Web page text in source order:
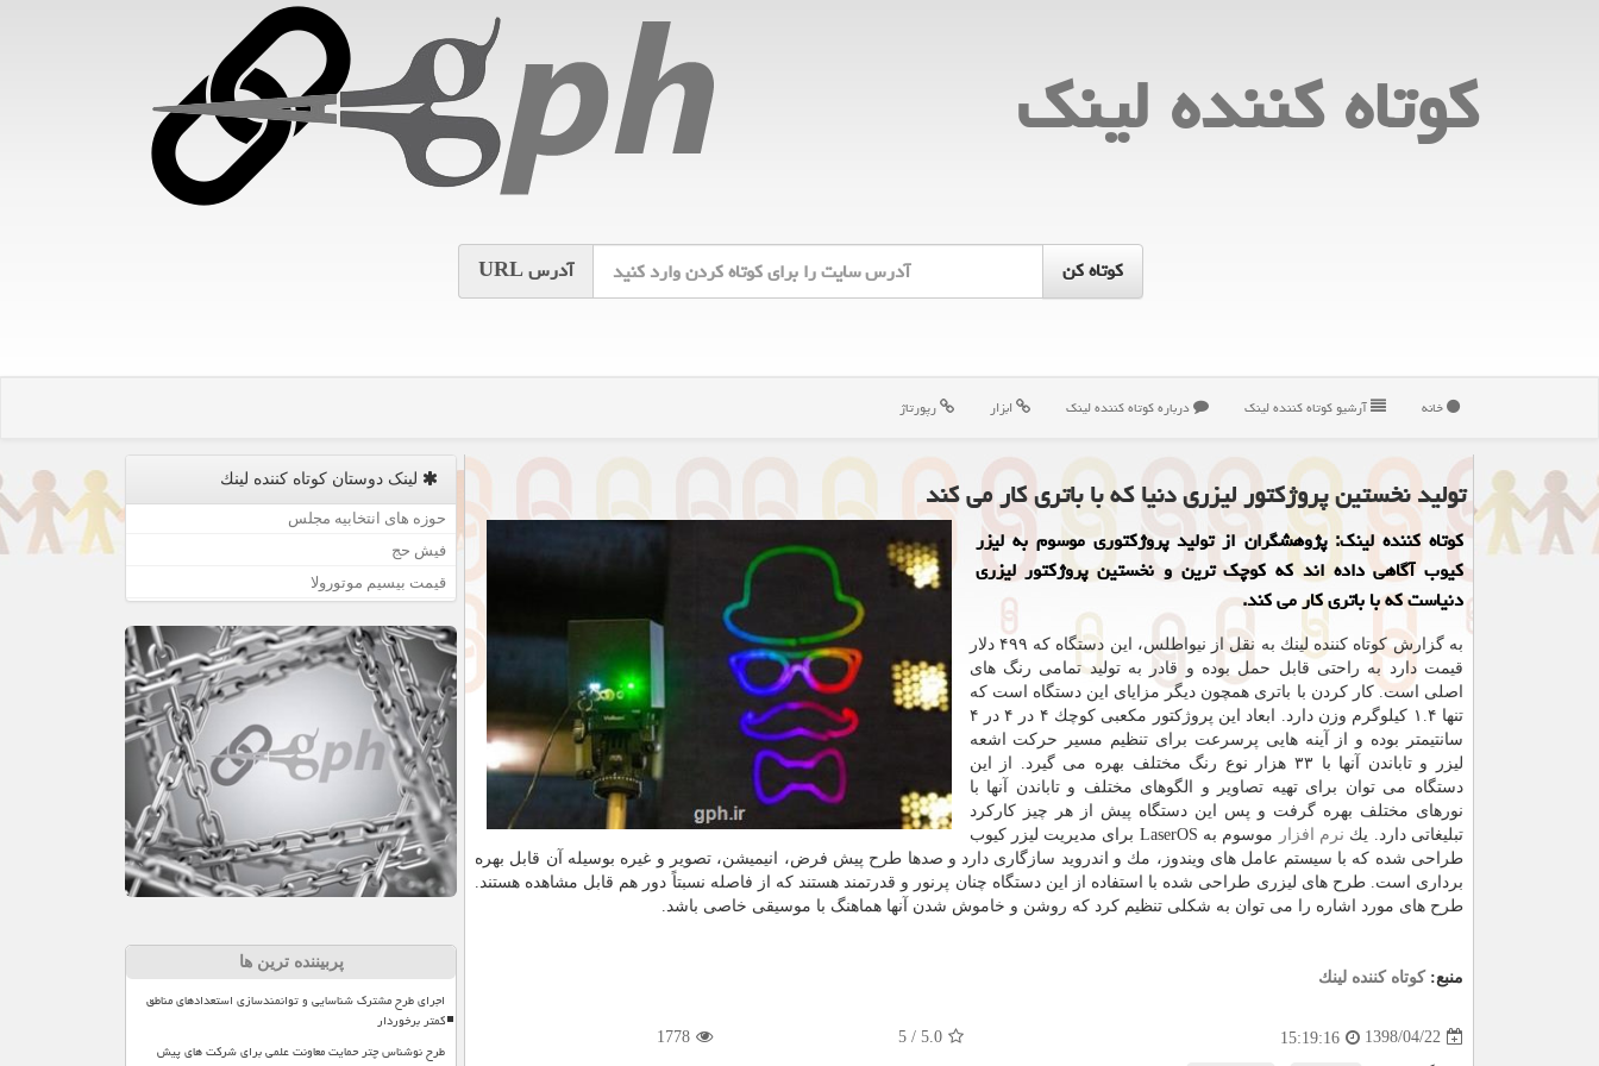
كوتاه كننده لینك
آدرسURL
خانه آرشیو كوتاه كننده لینك درباره كوتاه كننده لینك ابزار رپورتاژ
تولید نخستین پروژكتور لیزری دنیا كه با باتری كار می كند
كوتاه كننده لینك: پژوهشگران از تولید پروژكتوری موسوم به لیزر
كیوب آگاهی داده اند كه كوچك ترین و نخستین پروژكتور لیزری
دنیاست كه با باتری كار می كند.
به گزارش كوتاه كننده لینك به نقل از نیواطلس، این دستگاه كه ۴۹۹ دلار
قیمت دارد به راحتی قابل حمل بوده و قادر به تولید تمامی رنگ های
اصلی است. كار كردن با باتری همچون دیگر مزایای این دستگاه است كه
تنها ۱.۴ كیلوگرم وزن دارد. ابعاد این پروژكتور مكعبی كوچك ۴ در ۴ در ۴
سانتیمتر بوده و از آینه هایی پرسرعت برای تنظیم مسیر حركت اشعه
لیزر و تاباندن آنها با ۳۳ هزار نوع رنگ مختلف بهره می گیرد. از این
دستگاه می توان برای تهیه تصاویر و الگوهای مختلف و تاباندن آنها با
نورهای مختلف بهره گرفت و پس این دستگاه پیش از هر چیز كاركرد
تبلیغاتی دارد. یك نرم افزار
موسوم به LaserOS برای مدیریت لیزر كیوب
طراحی شده كه با سیستم عامل های ویندوز، مك و اندروید سازگاری دارد و صدها طرح پیش فرض، انیمیشن، تصویر و غیره بوسیله آن قابل بهره
برداری است. طرح های لیزری طراحی شده با استفاده از این دستگاه چنان پرنور و قدرتمند هستند كه از فاصله نسبتاً دور هم قابل مشاهده هستند.
طرح های مورد اشاره را می توان به شكلی تنظیم كرد كه روشن و خاموش شدن آنها هماهنگ با موسیقی خاصی باشد.
منبع: كوتاه كننده لینك
1398/04/22
15:19:16
5.0
/
5
1778
لینک دوستان كوتاه كننده لینك
حوزه های انتخابیه مجلس
فیش حج
قیمت بیسیم موتورولا
پربیننده ترین ها
اجرای طرح مشترک شناسایی و توانمندسازی استعدادهای مناطق
کمتر برخوردار
طرح نوشناس چتر حمایت معاونت علمی برای شرکت های پیش